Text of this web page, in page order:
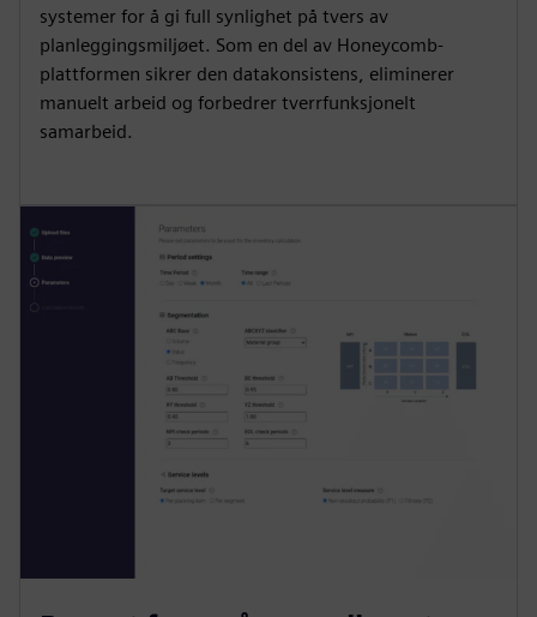
systemer for å gi full synlighet på tvers av
planleggingsmiljøet. Som en del av Honeycomb-
plattformen sikrer den datakonsistens, eliminerer
manuelt arbeid og forbedrer tverrfunksjonelt
samarbeid.